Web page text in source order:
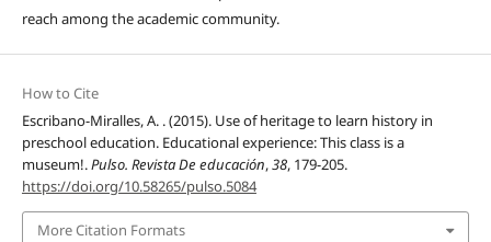
reach among the academic community.
How to Cite
Escribano-Miralles, A. . (2015). Use of heritage to learn history in
preschool education. Educational experience: This class is a
museum!.Pulso. Revista De educación,38, 179-205.
https://doi.org/10.58265/pulso.5084
More Citation Formats